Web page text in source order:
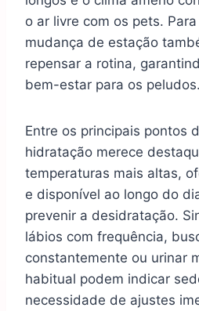
o ar livre com os pets.
mudança de estação
repensar a rotina,
bem-estar para os peludos.
Entre os principais pontos
hidratação merece
temperaturas mais altas,
e disponível ao longo do
prevenir a desidratação.
lábios com frequência,
constantemente ou urinar
habitual podem indicar
necessidade de ajustes